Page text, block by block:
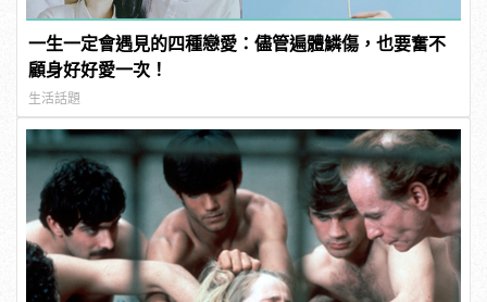
一生一定會遇見的四種戀愛：儘管遍體鱗傷，也要奮不
顧身好好愛一次！
生活話題